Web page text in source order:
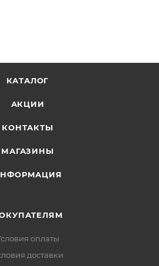
Easy Zip
КАТАЛОГ
АКЦИИ
КОНТАКТЫ
МАГАЗИНЫ
оплаты
доставки